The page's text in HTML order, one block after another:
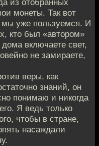
из отобранных
монеты. Так вот
уже пользуемся. И
кто был «автором»
включаете свет,
не замираете,
веры, как
знаний, он
понимаю и никогда
Я ведь только
чтобы в стране,
насаждали